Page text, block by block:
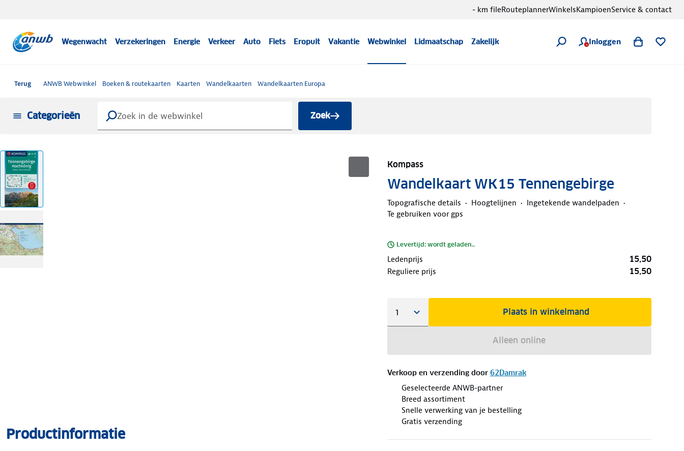
Wegenwacht Verzekeringen Energie Verkeer Auto Fiets Eropuit Vakantie Webwinkel Lidmaatschap Zakelijk Inloggen
- km fileRouteplannerWinkelsKampioenService & contact
Terug ANWB Webwinkel Boeken & routekaarten Kaarten Wandelkaarten Wandelkaarten Europa
Categorieën Zoek
Kompass
Wandelkaart WK15 Tennengebirge
Topografische details Hoogtelijnen
Ingetekende wandelpaden
Te gebruiken voor gps
Levertijd: wordt geladen..
Ledenprijs 15,50
Reguliere prijs 15,50
Plaats in winkelmand
Alleen online
Verkoop en verzending door 62Damrak
Geselecteerde ANWB-partner
Breed assortiment
Snelle verwerking van je bestelling
Gratis verzending
Productinformatie